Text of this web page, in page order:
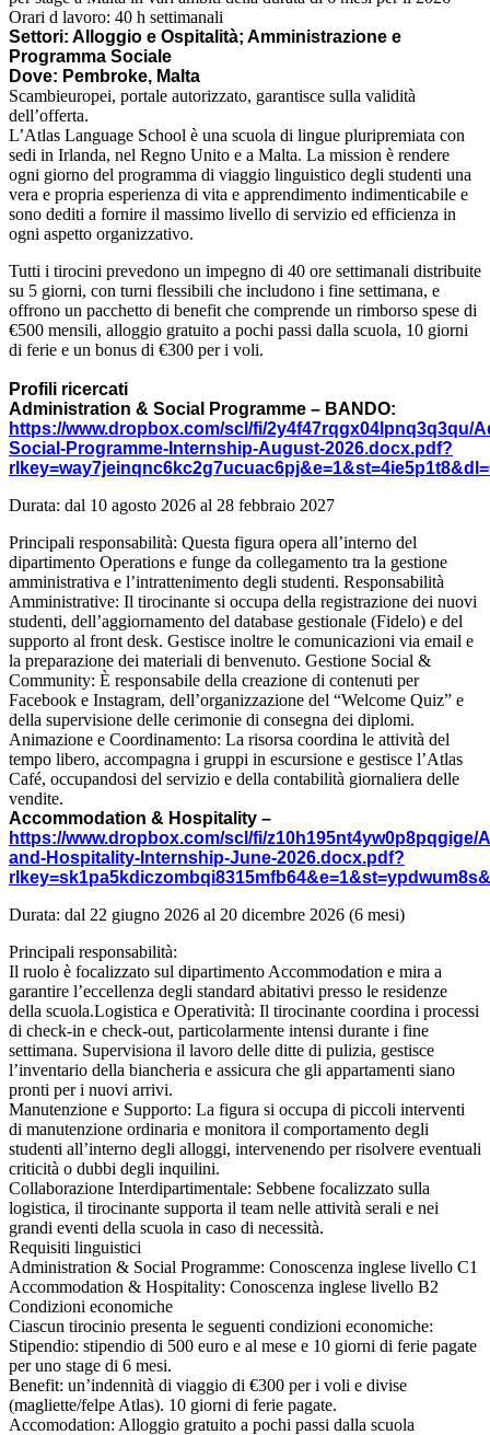
Orari d lavoro: 40 h settimanali
Settori: Alloggio e Ospitalità; Amministrazione e
Programma Sociale
Dove: Pembroke, Malta
Scambieuropei, portale autorizzato, garantisce sulla validità
dell’offerta.
L’Atlas Language School è una scuola di lingue pluripremiata con
sedi in Irlanda, nel Regno Unito e a Malta. La mission è rendere
ogni giorno del programma di viaggio linguistico degli studenti una
vera e propria esperienza di vita e apprendimento indimenticabile e
sono dediti a fornire il massimo livello di servizio ed efficienza in
ogni aspetto organizzativo.
Tutti i tirocini prevedono un impegno di 40 ore settimanali distribuite
su 5 giorni, con turni flessibili che includono i fine settimana, e
offrono un pacchetto di benefit che comprende un rimborso spese di
€500 mensili, alloggio gratuito a pochi passi dalla scuola, 10 giorni
di ferie e un bonus di €300 per i voli.
Profili ricercati
Administration & Social Programme – BANDO:
https://www.dropbox.com/scl/fi/2y4f47rqgx04lpnq3q3qu/
Social-Programme-Internship-August-2026.docx.pdf?
Durata: dal 10 agosto 2026 al 28 febbraio 2027
Principali responsabilità: Questa figura opera all’interno del
dipartimento Operations e funge da collegamento tra la gestione
amministrativa e l’intrattenimento degli studenti. Responsabilità
Amministrative: Il tirocinante si occupa della registrazione dei nuovi
studenti, dell’aggiornamento del database gestionale (Fidelo) e del
supporto al front desk. Gestisce inoltre le comunicazioni via email e
la preparazione dei materiali di benvenuto. Gestione Social &
Community: È responsabile della creazione di contenuti per
Facebook e Instagram, dell’organizzazione del “Welcome Quiz” e
della supervisione delle cerimonie di consegna dei diplomi.
Animazione e Coordinamento: La risorsa coordina le attività del
tempo libero, accompagna i gruppi in escursione e gestisce l’Atlas
Café, occupandosi del servizio e della contabilità giornaliera delle
vendite.
Accommodation & Hospitality –
https://www.dropbox.com/scl/fi/z10h195nt4yw0p8pqgige/
and-Hospitality-Internship-June-2026.docx.pdf?
Durata: dal 22 giugno 2026 al 20 dicembre 2026 (6 mesi)
Principali responsabilità:
Il ruolo è focalizzato sul dipartimento Accommodation e mira a
garantire l’eccellenza degli standard abitativi presso le residenze
della scuola.Logistica e Operatività: Il tirocinante coordina i processi
di check-in e check-out, particolarmente intensi durante i fine
settimana. Supervisiona il lavoro delle ditte di pulizia, gestisce
l’inventario della biancheria e assicura che gli appartamenti siano
pronti per i nuovi arrivi.
Manutenzione e Supporto: La figura si occupa di piccoli interventi
di manutenzione ordinaria e monitora il comportamento degli
studenti all’interno degli alloggi, intervenendo per risolvere eventuali
criticità o dubbi degli inquilini.
Collaborazione Interdipartimentale: Sebbene focalizzato sulla
logistica, il tirocinante supporta il team nelle attività serali e nei
grandi eventi della scuola in caso di necessità.
Requisiti linguistici
Administration & Social Programme: Conoscenza inglese livello C1
Accommodation & Hospitality: Conoscenza inglese livello B2
Condizioni economiche
Ciascun tirocinio presenta le seguenti condizioni economiche:
Stipendio: stipendio di 500 euro e al mese e 10 giorni di ferie pagate
per uno stage di 6 mesi.
Benefit: un’indennità di viaggio di €300 per i voli e divise
(magliette/felpe Atlas). 10 giorni di ferie pagate.
Accomodation: Alloggio gratuito a pochi passi dalla scuola